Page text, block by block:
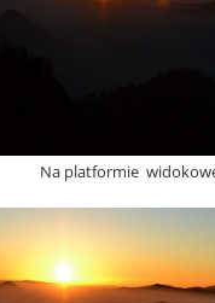
Na platformie